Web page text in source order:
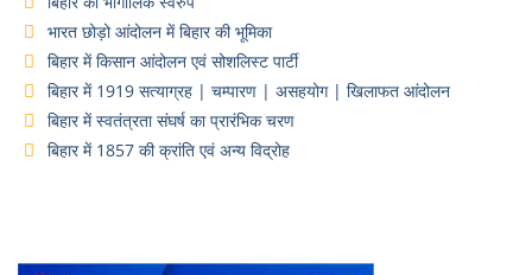
भारत छोड़ो आंदोलन में बिहार की भूमिका
बिहार में किसान आंदोलन एवं सोशलिस्ट पार्टी
बिहार में 1919 सत्याग्रह | चम्पारण | असहयोग | खिलाफत आंदोलन
बिहार में स्वतंत्रता संघर्ष का प्रारंभिक चरण
बिहार में 1857 की क्रांति एवं अन्य विद्रोह